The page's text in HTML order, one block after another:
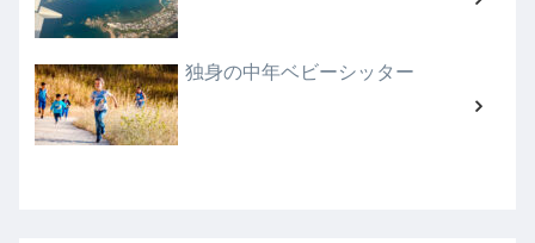
独身の中年ベビーシッター